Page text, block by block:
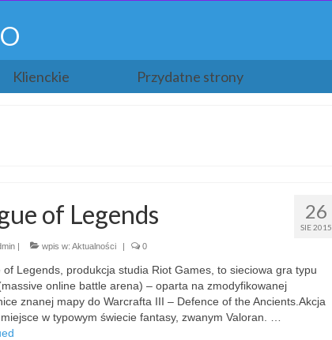
Klienckie Przydatne strony
26
SIE 2015
of Legends
| wpis w: Aktualności | 0
of Legends, produkcja studia Riot Games, to sieciowa gra typu
online battle arena) – oparta na zmodyfikowanej
znanej mapy do Warcrafta III – Defence of the Ancients.Akcja
w typowym świecie fantasy, zwanym Valoran. …